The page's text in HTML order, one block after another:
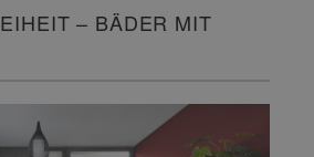
– BÄDER MIT